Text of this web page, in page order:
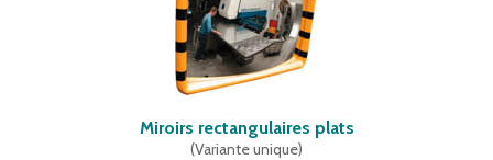
Miroirs rectangulaires plats
(Variante unique)